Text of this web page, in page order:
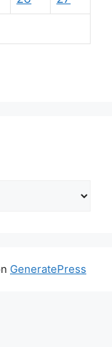
GeneratePress